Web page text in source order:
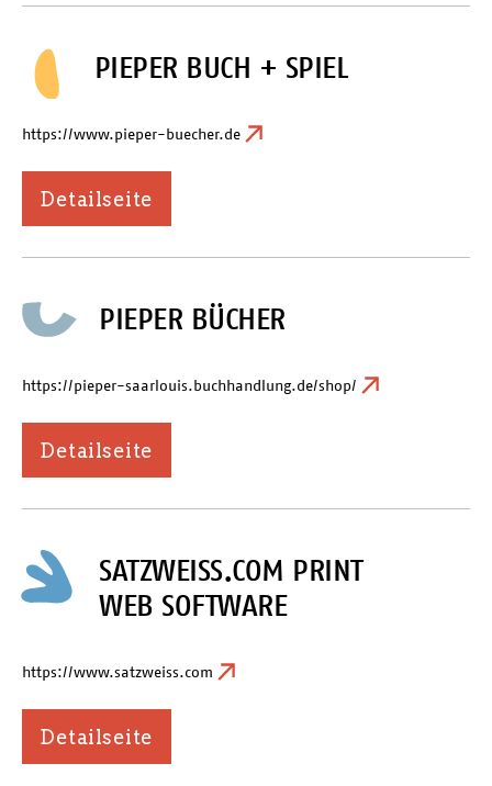
PIEPER BUCH + SPIEL
https://www.pieper-buecher.de
Detailseite
PIEPER BÜCHER
https://pieper-saarlouis.buchhandlung.de/shop/
Detailseite
SATZWEISS.COM PRINT
WEB SOFTWARE
https://www.satzweiss.com
Detailseite